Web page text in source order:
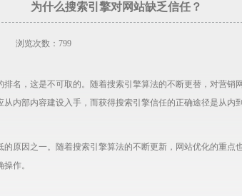
为什么搜索引擎对网站缺乏信任？
浏览次数：799
名，这是不可取的。随着搜索引擎算法的不断更替，对营销
内部内容建设入手，而获得搜索引擎信任的正确途径是从内
原因之一。随着搜索引擎算法的不断更新，网站优化的重点
作。